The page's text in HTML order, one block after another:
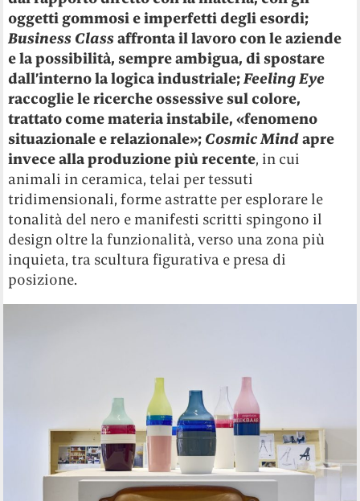
oggetti gommosi e imperfetti degli esordi;
Business Classaffronta il lavoro con le aziende
e la possibilità, sempre ambigua, di spostare
dall’interno la logica industriale;Feeling Eye
raccoglie le ricerche ossessive sul colore,
trattato come materia instabile, «fenomeno
situazionale e relazionale»; Cosmic Mindapre
invece alla produzione più recente, in cui
animali in ceramica, telai per tessuti
tridimensionali, forme astratte per esplorare le
tonalità del nero e manifesti scritti spingono il
design oltre la funzionalità, verso una zona più
inquieta, tra scultura figurativa e presa di
posizione.